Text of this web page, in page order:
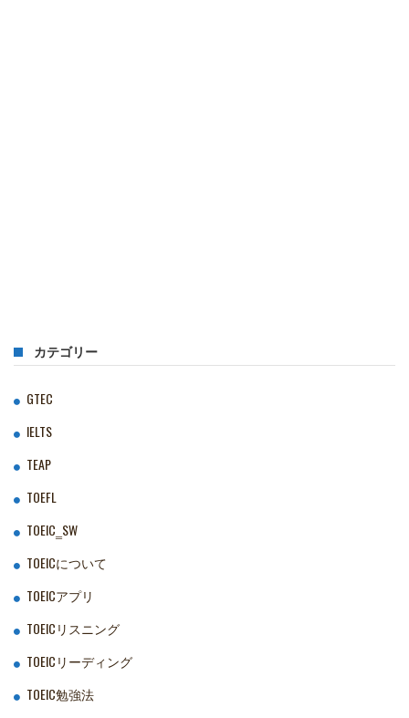
カテゴリー
GTEC
IELTS
TEAP
TOEFL
TOEIC‗SW
TOEICについて
TOEICアプリ
TOEICリスニング
TOEICリーディング
TOEIC勉強法